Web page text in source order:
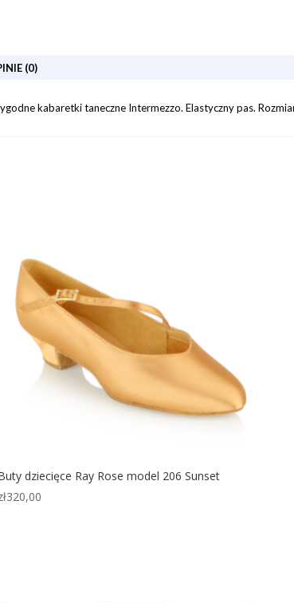
(0)
kabaretki taneczne Intermezzo. Elastyczny pas.
dziecięce Ray Rose model 206 Sunset
320,00